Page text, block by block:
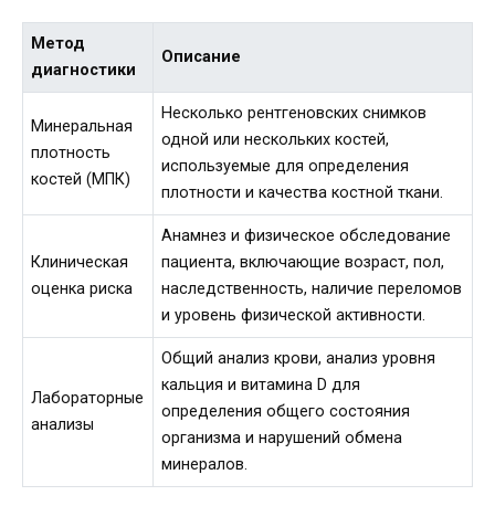
Метод
диагностики
Описание
Минеральная
плотность
костей (МПК)
Несколько рентгеновских снимков
одной или нескольких костей,
используемые для определения
плотности и качества костной ткани.
Клиническая
оценка риска
Анамнез и физическое обследование
пациента, включающие возраст, пол,
наследственность, наличие переломов
и уровень физической активности.
Лабораторные
анализы
Общий анализ крови, анализ уровня
кальция и витамина D для
определения общего состояния
организма и нарушений обмена
минералов.